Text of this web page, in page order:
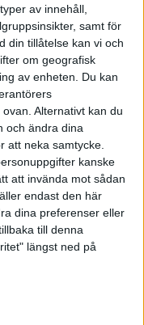
av innehåll,
samt för
din tillåtelse kan vi och
om geografisk
av enheten. Du kan
Alternativt kan du
och ändra dina
att neka samtycke.
kanske
att invända mot sådan
endast den här
dina preferenser eller
till denna
längst ned på
själv prövat på
ägandeformernas
med Stora
Vecko-
och för tidningen
kompilerade
nyhetsbrev varje
varje torsdag.